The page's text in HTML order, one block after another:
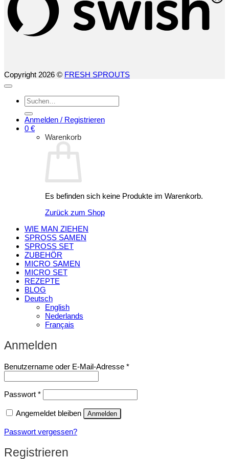
Copyright 2026 © FRESH SPROUTS
Suchen
nach:
Anmelden / Registrieren
0 €
Warenkorb
Es befinden sich keine Produkte im Warenkorb.
Zurück zum Shop
WIE MAN ZIEHEN
SPROSS SAMEN
SPROSS SET
ZUBEHÖR
MICRO SAMEN
MICRO SET
REZEPTE
BLOG
Deutsch
English
Nederlands
Français
Anmelden
Benutzername oder E-Mail-Adresse *Erforderlich
Passwort *Erforderlich
Angemeldet bleiben Anmelden
Passwort vergessen?
Registrieren